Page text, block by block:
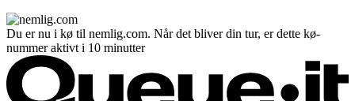
Du er nu i kø til nemlig.com. Når det bliver din tur, er dette kø-
nummer aktivt i 10 minutter